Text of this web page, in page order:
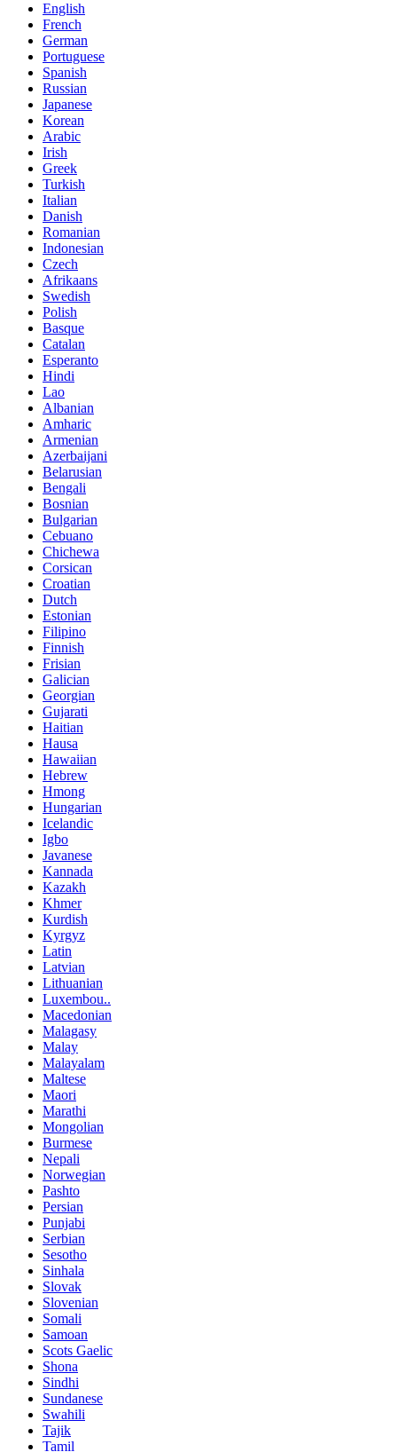
English
French
German
Portuguese
Spanish
Russian
Japanese
Korean
Arabic
Irish
Greek
Turkish
Italian
Danish
Romanian
Indonesian
Czech
Afrikaans
Swedish
Polish
Basque
Catalan
Esperanto
Hindi
Lao
Albanian
Amharic
Armenian
Azerbaijani
Belarusian
Bengali
Bosnian
Bulgarian
Cebuano
Chichewa
Corsican
Croatian
Dutch
Estonian
Filipino
Finnish
Frisian
Galician
Georgian
Gujarati
Haitian
Hausa
Hawaiian
Hebrew
Hmong
Hungarian
Icelandic
Igbo
Javanese
Kannada
Kazakh
Khmer
Kurdish
Kyrgyz
Latin
Latvian
Lithuanian
Luxembou..
Macedonian
Malagasy
Malay
Malayalam
Maltese
Maori
Marathi
Mongolian
Burmese
Nepali
Norwegian
Pashto
Persian
Punjabi
Serbian
Sesotho
Sinhala
Slovak
Slovenian
Somali
Samoan
Scots Gaelic
Shona
Sindhi
Sundanese
Swahili
Tajik
Tamil